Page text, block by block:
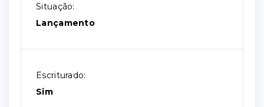
Situação:
Lançamento
Escriturado:
Sim